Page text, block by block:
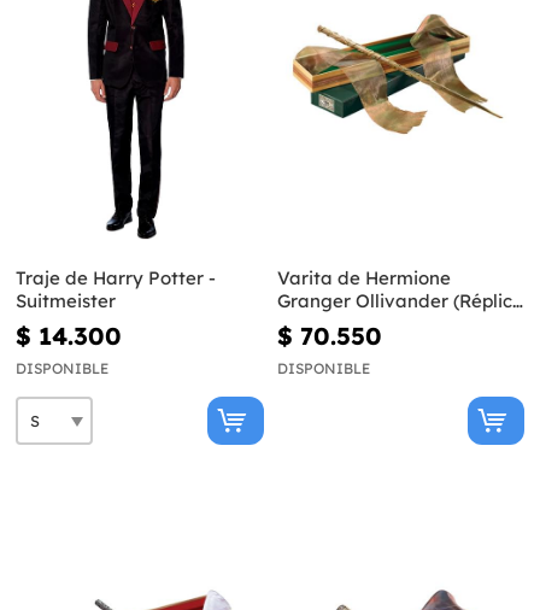
Traje de Harry Potter -
Suitmeister
$ 14.300
DISPONIBLE
Varita de Hermione
Granger Ollivander (Réplica
Oficial) - Harry Potter
$ 70.550
DISPONIBLE